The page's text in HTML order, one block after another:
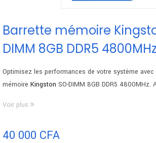
Barrette mémoire
DIMM 8GB DDR5 4800MHz
Optimisez les performances de votre système avec
mémoire Kingston SO-DIMM 8GB DDR5 4800MHz.
accrue. Le format SODIMM facilite l’installation.
fiabilité. Idéale pour une mise à niveau rapide, cette
Voir plus
40 000 CFA